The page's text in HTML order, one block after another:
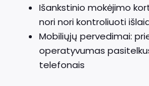
Išankstinio mokėjimo
nori nori kontroliuoti
Mobiliųjų pervedimai:
operatyvumas
telefonais